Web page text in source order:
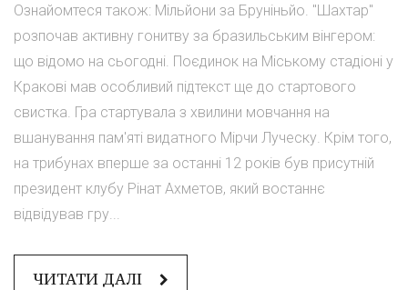
Ознайомтеся також: Мільйони за Бруніньйо. "Шахтар"
розпочав активну гонитву за бразильським вінгером:
що відомо на сьогодні. Поєдинок на Міському стадіоні у
Кракові мав особливий підтекст ще до стартового
свистка. Гра стартувала з хвилини мовчання на
вшанування пам'яті видатного Мірчи Луческу. Крім того,
на трибунах вперше за останні 12 років був присутній
президент клубу Рінат Ахметов, який востаннє
відвідував гру...
ЧИТАТИ ДАЛІ